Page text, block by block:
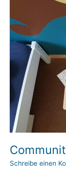
Schreibe einen